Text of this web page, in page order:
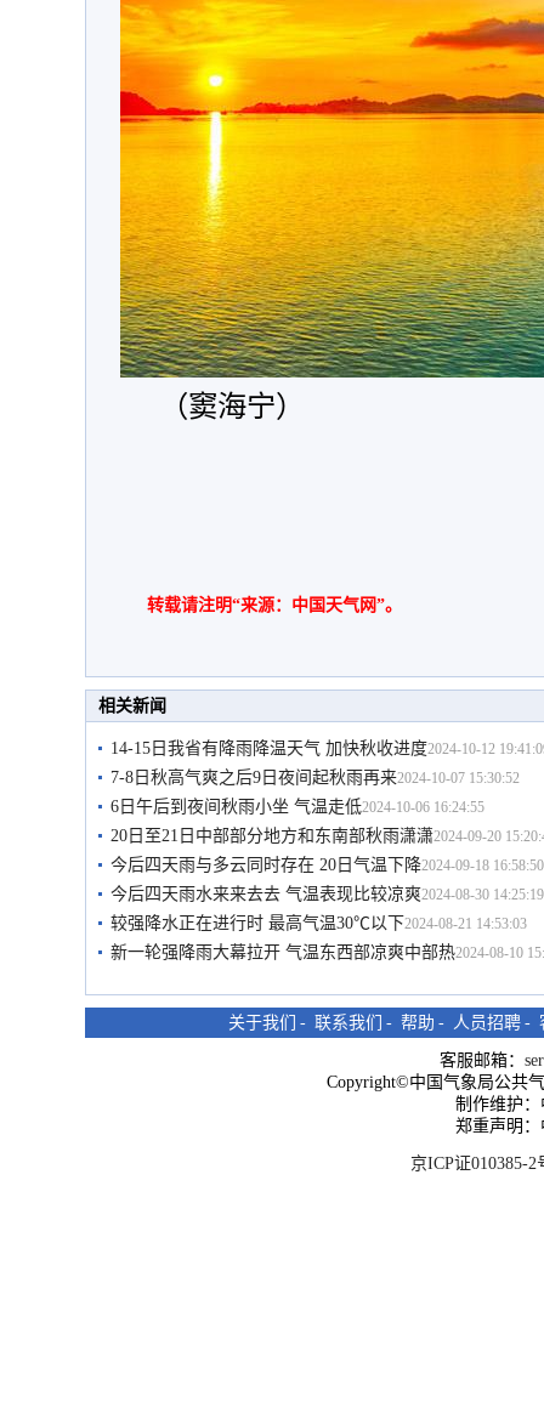
（窦海宁）
转载请注明“来源：中国天气网”。
相关新闻
14-15日我省有降雨降温天气 加快秋收进度2024-10-12
7-8日秋高气爽之后9日夜间起秋雨再来2024-10-07 15:30:52
6日午后到夜间秋雨小坐 气温走低2024-10-06 16:24:55
20日至21日中部部分地方和东南部秋雨潇潇2024-09-20
今后四天雨与多云同时存在 20日气温下降2024-09-18 16:58:50
今后四天雨水来来去去 气温表现比较凉爽2024-08-30 14:25:19
较强降水正在进行时 最高气温30℃以下2024-08-21 14:53:03
新一轮强降雨大幕拉开 气温东西部凉爽中部热2024-08-10
关于我们 - 联系我们 - 帮助 - 人员招聘 -
客服邮箱：
Copyright©中国气象局公共
制作维护
郑重声明
京ICP证010385-2